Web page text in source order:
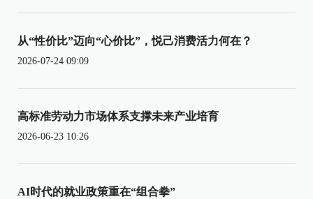
从“性价比”迈向“心价比”，悦己消费活力何在？
2026-07-24 09:09
高标准劳动力市场体系支撑未来产业培育
2026-06-23 10:26
AI时代的就业政策重在“组合拳”